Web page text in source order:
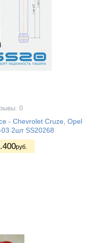
0
- Chevrolet Cruze, Opel
2шт SS20268
руб.